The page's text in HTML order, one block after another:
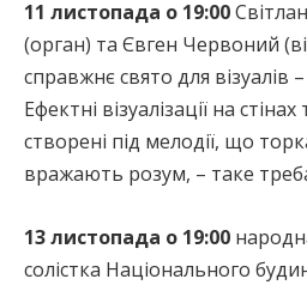
11 листопада о 19:00
(орган) та Євген Червоний
справжнє свято для візуалів
Ефектні візуалізації на
створені під мелодії, що
вражають розум, – таке
13 листопада о 19:00
солістка Національного